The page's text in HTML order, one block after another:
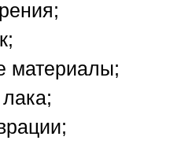
материалы;